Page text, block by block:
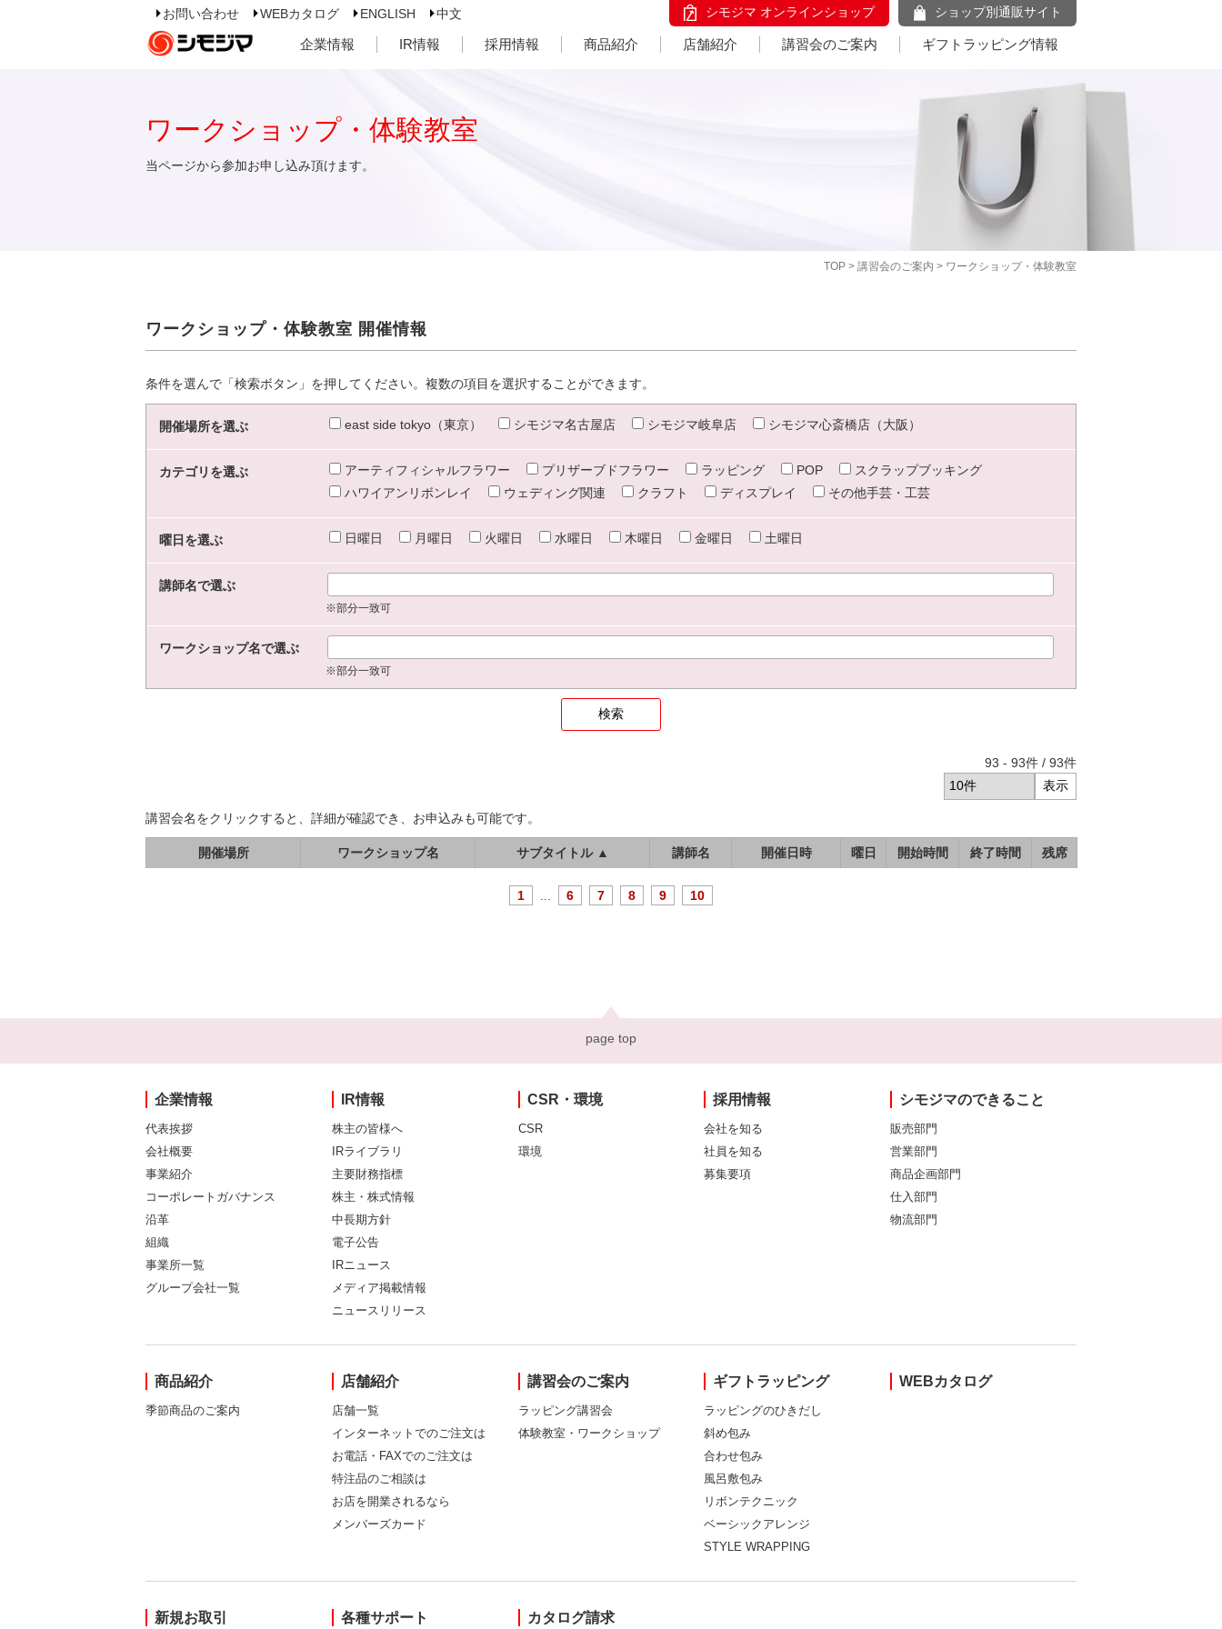
お問い合わせ WEBカタログ ENGLISH 中文 シモジマ オンラインショップ ショップ別通販サイト
企業情報 IR情報 採用情報 商品紹介 店舗紹介 講習会のご案内 ギフトラッピング情報
TOP > 講習会のご案内 > ワークショップ・体験教室
ワークショップ・体験教室
当ページから参加お申し込み頂けます。
ワークショップ・体験教室 開催情報
条件を選んで「検索ボタン」を押してください。複数の項目を選択することができます。
開催場所を選ぶ east side tokyo（東京） シモジマ名古屋店 シモジマ岐阜店 シモジマ心斎橋店（大阪）
カテゴリを選ぶ アーティフィシャルフラワー プリザーブドフラワー ラッピング POP
スクラップブッキング
ハワイアンリボンレイ
ウェディング関連 クラフト ディスプレイ その他手芸・工芸
曜日を選ぶ 日曜日 月曜日 火曜日 水曜日 木曜日 金曜日 土曜日
講師名で選ぶ
※部分一致可
ワークショップ名で選ぶ
※部分一致可
93 - 93件 / 93件
講習会名をクリックすると、詳細が確認でき、お申込みも可能です。
開催場所 ワークショップ名 サブタイトル ▲ 講師名 開催日時 曜日 開始時間 終了時間 残席
1 6 7 8 9 10
page top
企業情報
代表挨拶
会社概要
事業紹介
コーポレートガバナンス
沿革
組織
事業所一覧
グループ会社一覧
IR情報
株主の皆様へ
IRライブラリ
主要財務指標
株主・株式情報
中長期方針
電子公告
IRニュース
メディア掲載情報
ニュースリリース
CSR・環境
CSR
環境
採用情報
会社を知る
社員を知る
募集要項
シモジマのできること
販売部門
営業部門
商品企画部門
仕入部門
物流部門
商品紹介
季節商品のご案内
店舗紹介
店舗一覧
インターネットでのご注文は
お電話・FAXでのご注文は
特注品のご相談は
お店を開業されるなら
メンバーズカード
講習会のご案内
ラッピング講習会
体験教室・ワークショップ
ギフトラッピング
ラッピングのひきだし
斜め包み
合わせ包み
風呂敷包み
リボンテクニック
ベーシックアレンジ
STYLE WRAPPING
WEBカタログ
新規お取引 各種サポート カタログ請求